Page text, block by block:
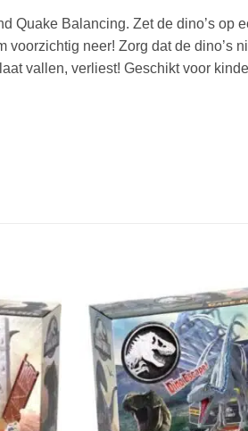
Quake Balancing. Zet de dino’s
voorzichtig neer! Zorg dat de dino’s
vallen, verliest! Geschikt voor